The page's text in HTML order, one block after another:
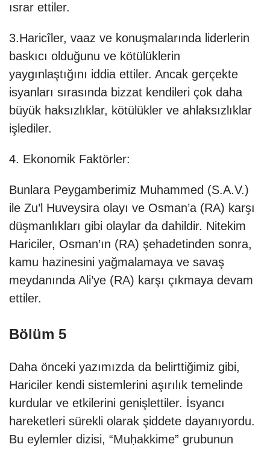
ısrar ettiler.
3.Haricîler, vaaz ve konuşmalarında liderlerin
baskıcı olduğunu ve kötülüklerin
yaygınlaştığını iddia ettiler. Ancak gerçekte
isyanları sırasında bizzat kendileri çok daha
büyük haksızlıklar, kötülükler ve ahlaksızlıklar
işlediler.
4. Ekonomik Faktörler:
Bunlara Peygamberimiz Muhammed (S.A.V.)
ile Zu’l Huveysira olayı ve Osman’a (RA) karşı
düşmanlıkları gibi olaylar da dahildir. Nitekim
Hariciler, Osman’ın (RA) şehadetinden sonra,
kamu hazinesini yağmalamaya ve savaş
meydanında Ali’ye (RA) karşı çıkmaya devam
ettiler.
Bölüm 5
Daha önceki yazımızda da belirttiğimiz gibi,
Hariciler kendi sistemlerini aşırılık temelinde
kurdular ve etkilerini genişlettiler. İsyancı
hareketleri sürekli olarak şiddete dayanıyordu.
Bu eylemler dizisi, “Muḥakkime” grubunun